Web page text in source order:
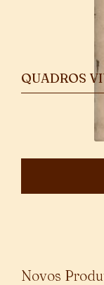
QUADROS
Novos